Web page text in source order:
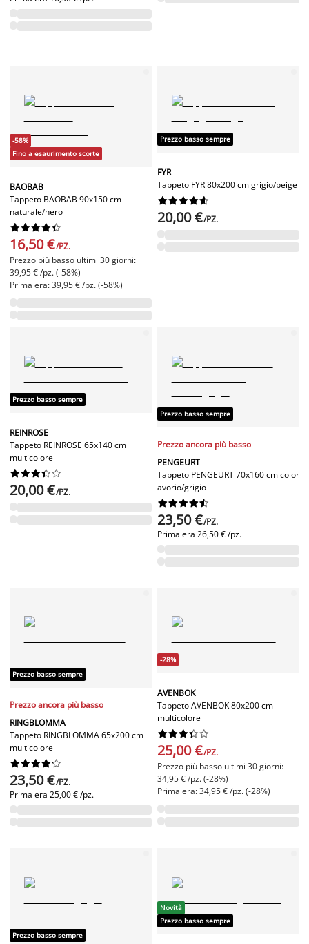
-58%
Fino a esaurimento scorte
BAOBAB
Tappeto BAOBAB 90x150 cm
naturale/nero






16,50 €/PZ.
Prezzo più basso ultimi 30 giorni:
39,95 € /pz. (-58%)
Prima era: 39,95 € /pz. (-58%)
Prezzo basso sempre
FYR
Tappeto FYR 80x200 cm grigio/beige






20,00 €/PZ.
Prezzo basso sempre
REINROSE
Tappeto REINROSE 65x140 cm
multicolore






20,00 €/PZ.
Prezzo basso sempre
Prezzo ancora più basso
PENGEURT
Tappeto PENGEURT 70x160 cm color
avorio/grigio






23,50 €/PZ.
Prima era 26,50 € /pz.
Prezzo basso sempre
Prezzo ancora più basso
RINGBLOMMA
Tappeto RINGBLOMMA 65x200 cm
multicolore






23,50 €/PZ.
Prima era 25,00 € /pz.
-28%
AVENBOK
Tappeto AVENBOK 80x200 cm
multicolore






25,00 €/PZ.
Prezzo più basso ultimi 30 giorni:
34,95 € /pz. (-28%)
Prima era: 34,95 € /pz. (-28%)
Prezzo basso sempre
Novità
Prezzo basso sempre